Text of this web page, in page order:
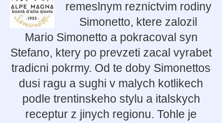
remeslnym reznictvim rodiny
Simonetto, ktere zalozil
Mario Simonetto a pokracoval syn
Stefano, ktery po prevzeti zacal vyrabet
tradicni pokrmy. Od te doby Simonettos
dusi ragu a sughi v malych kotlikech
podle trentinskeho stylu a italskych
receptur z jinych regionu. Tohle je